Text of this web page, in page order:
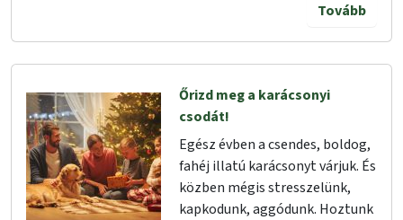
Tovább
Őrizd meg a karácsonyi
csodát!
Egész évben a csendes, boldog,
fahéj illatú karácsonyt várjuk. És
közben mégis stresszelünk,
kapkodunk, aggódunk. Hoztunk